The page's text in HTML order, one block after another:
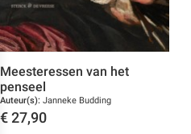
Meesteressen van het
penseel
Auteur(s): Janneke Budding
€ 27,90